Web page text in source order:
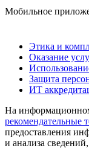
Мобильное
Этика и
Оказание
Защита
ИТ
На
рекомендательные
предоставления
и анализа